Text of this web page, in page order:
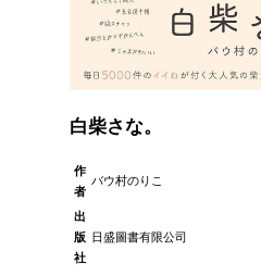
白柴さな。
作
者
バウ村のりこ
出
版
社
日盛圖書有限公司